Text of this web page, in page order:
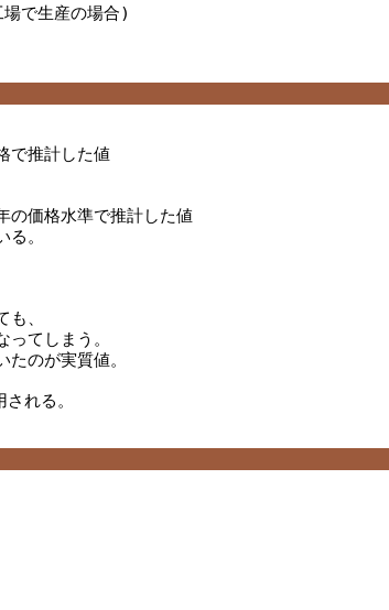
で生産の場合)
で推計した値
の価格水準で推計した値
る。
も、
ってしまう。
たのが実質値。
される。